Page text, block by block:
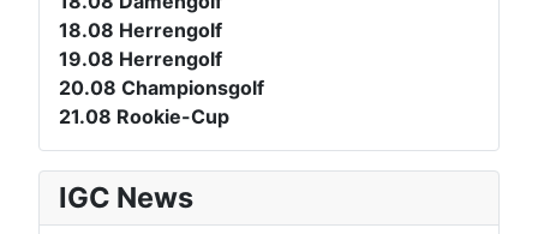
18.08 Herrengolf
19.08 Herrengolf
20.08 Championsgolf
21.08 Rookie-Cup
IGC News